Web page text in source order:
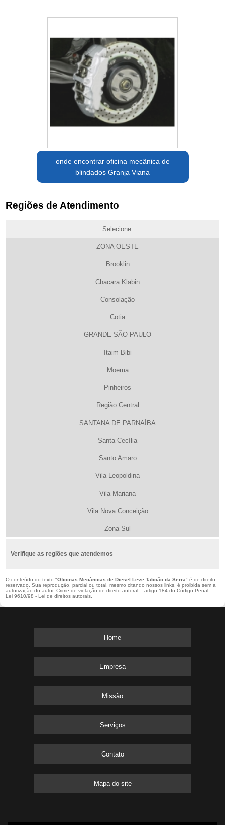
onde encontrar oficina mecânica de
blindados Granja Viana
Regiões de Atendimento
Selecione:
ZONA OESTE
Brooklin
Chacara Klabin
Consolação
Cotia
GRANDE SÃO PAULO
Itaim Bibi
Moema
Pinheiros
Região Central
SANTANA DE PARNAÍBA
Santa Cecília
Santo Amaro
Vila Leopoldina
Vila Mariana
Vila Nova Conceição
Zona Sul
Verifique as regiões que atendemos
O conteúdo do texto "Oficinas Mecânicas de Diesel Leve Taboão da Serra" é de direito
reservado. Sua reprodução, parcial ou total, mesmo citando nossos links, é proibida sem a
autorização do autor. Crime de violação de direito autoral – artigo 184 do Código Penal –
Lei 9610/98 - Lei de direitos autorais
Home
Empresa
Missão
Serviços
Contato
Mapa do site